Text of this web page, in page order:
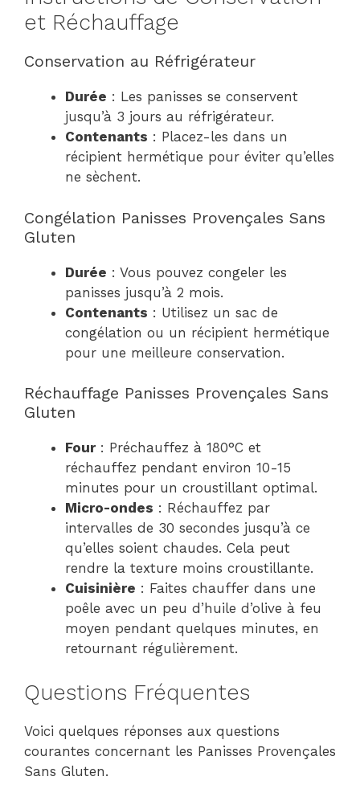
et Réchauffage
Conservation au Réfrigérateur
Durée : Les panisses se conservent
jusqu’à 3 jours au réfrigérateur.
Contenants : Placez-les dans un
récipient hermétique pour éviter qu’elles
ne sèchent.
Congélation Panisses Provençales Sans
Gluten
Durée : Vous pouvez congeler les
panisses jusqu’à 2 mois.
Contenants : Utilisez un sac de
congélation ou un récipient hermétique
pour une meilleure conservation.
Réchauffage Panisses Provençales Sans
Gluten
Four: Préchauffez à 180°C et
réchauffez pendant environ 10-15
minutes pour un croustillant optimal.
Micro-ondes : Réchauffez par
intervalles de 30 secondes jusqu’à ce
qu’elles soient chaudes. Cela peut
rendre la texture moins croustillante.
Cuisinière : Faites chauffer dans une
poêle avec un peu d’huile d’olive à feu
moyen pendant quelques minutes, en
retournant régulièrement.
Questions Fréquentes
Voici quelques réponses aux questions
courantes concernant les Panisses Provençales
Sans Gluten.